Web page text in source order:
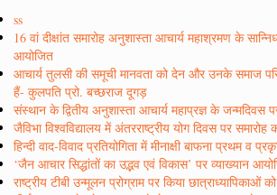
ss
16 वां दीक्षांत समारोह अनुशास्ता आचार्य महाश्रमण के
आयोजित
आचार्य तुलसी की समूची मानवता को देन और उनके समाज
हैं- कुलपति प्रो. बच्छराज दूगड़
संस्थान के द्वितीय अनुशास्ता आचार्य महाप्रज्ञ के जन्मदिवस
जैविभा विश्वविद्यालय में अंतरराष्ट्रीय योग दिवस पर
हिन्दी वाद-विवाद प्रतियोगिता में मीनाक्षी बाफना प्रथम व
‘जैन आचार सिद्धांतों का उद्भव एवं विकास’ पर व्याख्यान
राष्ट्रीय टीबी उन्मूलन प्रोग्राम पर किया छात्राध्यापिकाओं